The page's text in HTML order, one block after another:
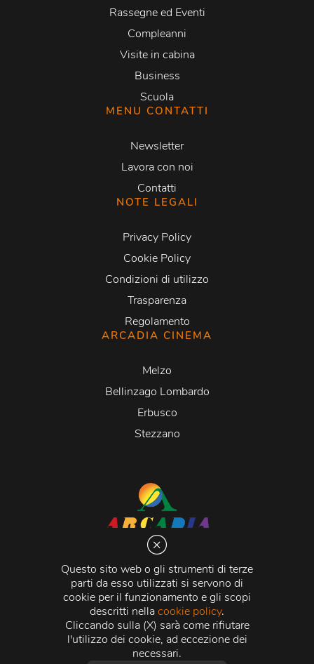
Questo sito web o gli strumenti di terze
parti da esso utilizzati si servono di
cookie per il funzionamento e gli scopi
descritti nellacookie policy.
Cliccando sulla (X) sarà come rifiutare
l'utilizzo dei cookie, ad eccezione dei
necessari.
Rassegne ed Eventi
Compleanni
Visite in cabina
Business
Scuola
MENU CONTATTI
Newsletter
Lavora con noi
Contatti
NOTE LEGALI
Privacy Policy
Cookie Policy
Condizioni di utilizzo
Trasparenza
Regolamento
ARCADIA CINEMA
Melzo
Bellinzago Lombardo
Erbusco
Stezzano
Via Martiri della Libertà 20066 Melzo (MI)
C.C.I.A.A. - R.E.A di Milano n. 1427910
Registro delle Imprese di Milano n. 338392 -
Fiscale e Partita Iva11015840157 | Capitale Sociale
500.000,00 i.v.
Credits:Crea Informatica S.r.l. 2026 © Tutti i diritti
riservati.